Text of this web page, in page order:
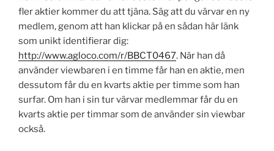
fler aktier kommer du att tjäna. Säg att du värvar en ny
medlem, genom att han klickar på en sådan här länk
som unikt identifierar dig:
http://www.agloco.com/r/BBCT0467. När han då
använder viewbaren i en timme får han en aktie, men
dessutom får du en kvarts aktie per timme som han
surfar. Om han i sin tur värvar medlemmar får du en
kvarts aktie per timmar som de använder sin viewbar
också.